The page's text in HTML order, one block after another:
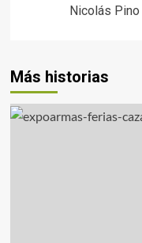
Nicolás
Más historias